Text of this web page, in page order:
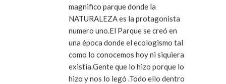
magnifico parque donde la
NATURALEZA es la protagonista
numero uno.El Parque se creó en
una época donde el ecologismo tal
como lo conocemos hoy ni siquiera
existia.Gente que lo hizo porque lo
hizo y nos lo legó .Todo ello dentro